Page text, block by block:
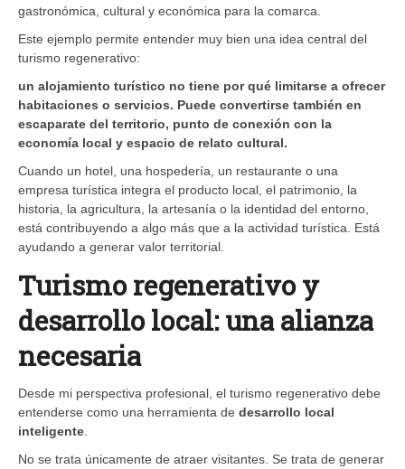
gastronómica, cultural y económica para la comarca.
Este ejemplo permite entender muy bien una idea central del
turismo regenerativo:
un alojamiento turístico no tiene por qué limitarse a ofrecer
habitaciones o servicios. Puede convertirse también en
escaparate del territorio, punto de conexión con la
economía local y espacio de relato cultural.
Cuando un hotel, una hospedería, un restaurante o una
empresa turística integra el producto local, el patrimonio, la
historia, la agricultura, la artesanía o la identidad del entorno,
está contribuyendo a algo más que a la actividad turística. Está
ayudando a generar valor territorial.
Turismo regenerativo y
desarrollo local: una alianza
necesaria
Desde mi perspectiva profesional, el turismo regenerativo debe
entenderse como una herramienta de desarrollo local
inteligente
No se trata únicamente de atraer visitantes. Se trata de generar